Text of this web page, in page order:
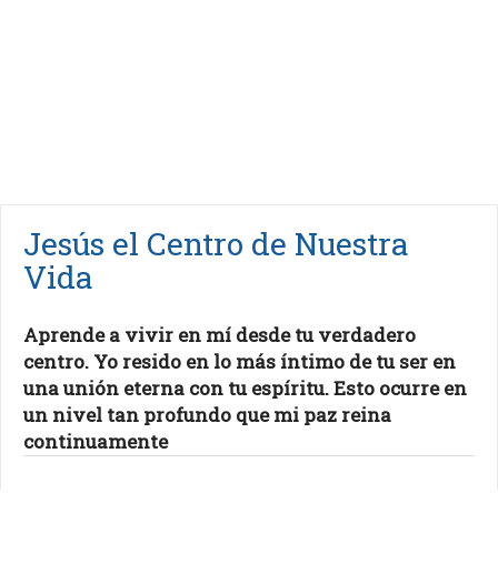
Jesús el Centro de Nuestra
Vida
Aprende a vivir en mí desde tu verdadero
centro. Yo resido en lo más íntimo de tu ser en
una unión eterna con tu espíritu. Esto ocurre en
un nivel tan profundo que mi paz reina
continuamente